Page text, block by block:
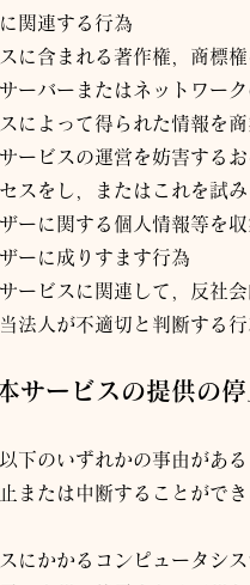
関連する行為
スに含まれる著作権，商標
ーバーまたはネットワー
スによって得られた情報を
ービスの運営を妨害する
スをし，またはこれを試
ザーに関する個人情報等を
ーに成りすます行為
ービスに関連して，反社
法人 が不適切と判断する行
ービスの提供の停
下のいずれかの事由があ
または中断することができ
スにかかるコンピュータシ